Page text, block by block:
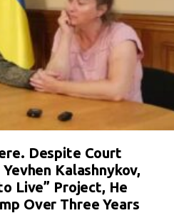
Despite Court
Kalashnykov,
Live” Project, He
Over Three Years